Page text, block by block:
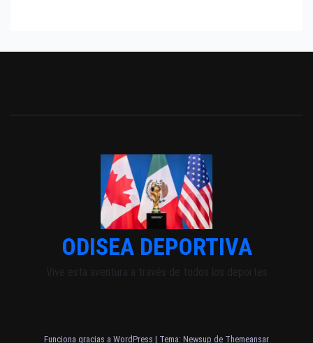
ODISEA DEPORTIVA
Vive esta aventura a través de todos los deportes
Funciona gracias a WordPress | Tema: Newsup de Themeansar